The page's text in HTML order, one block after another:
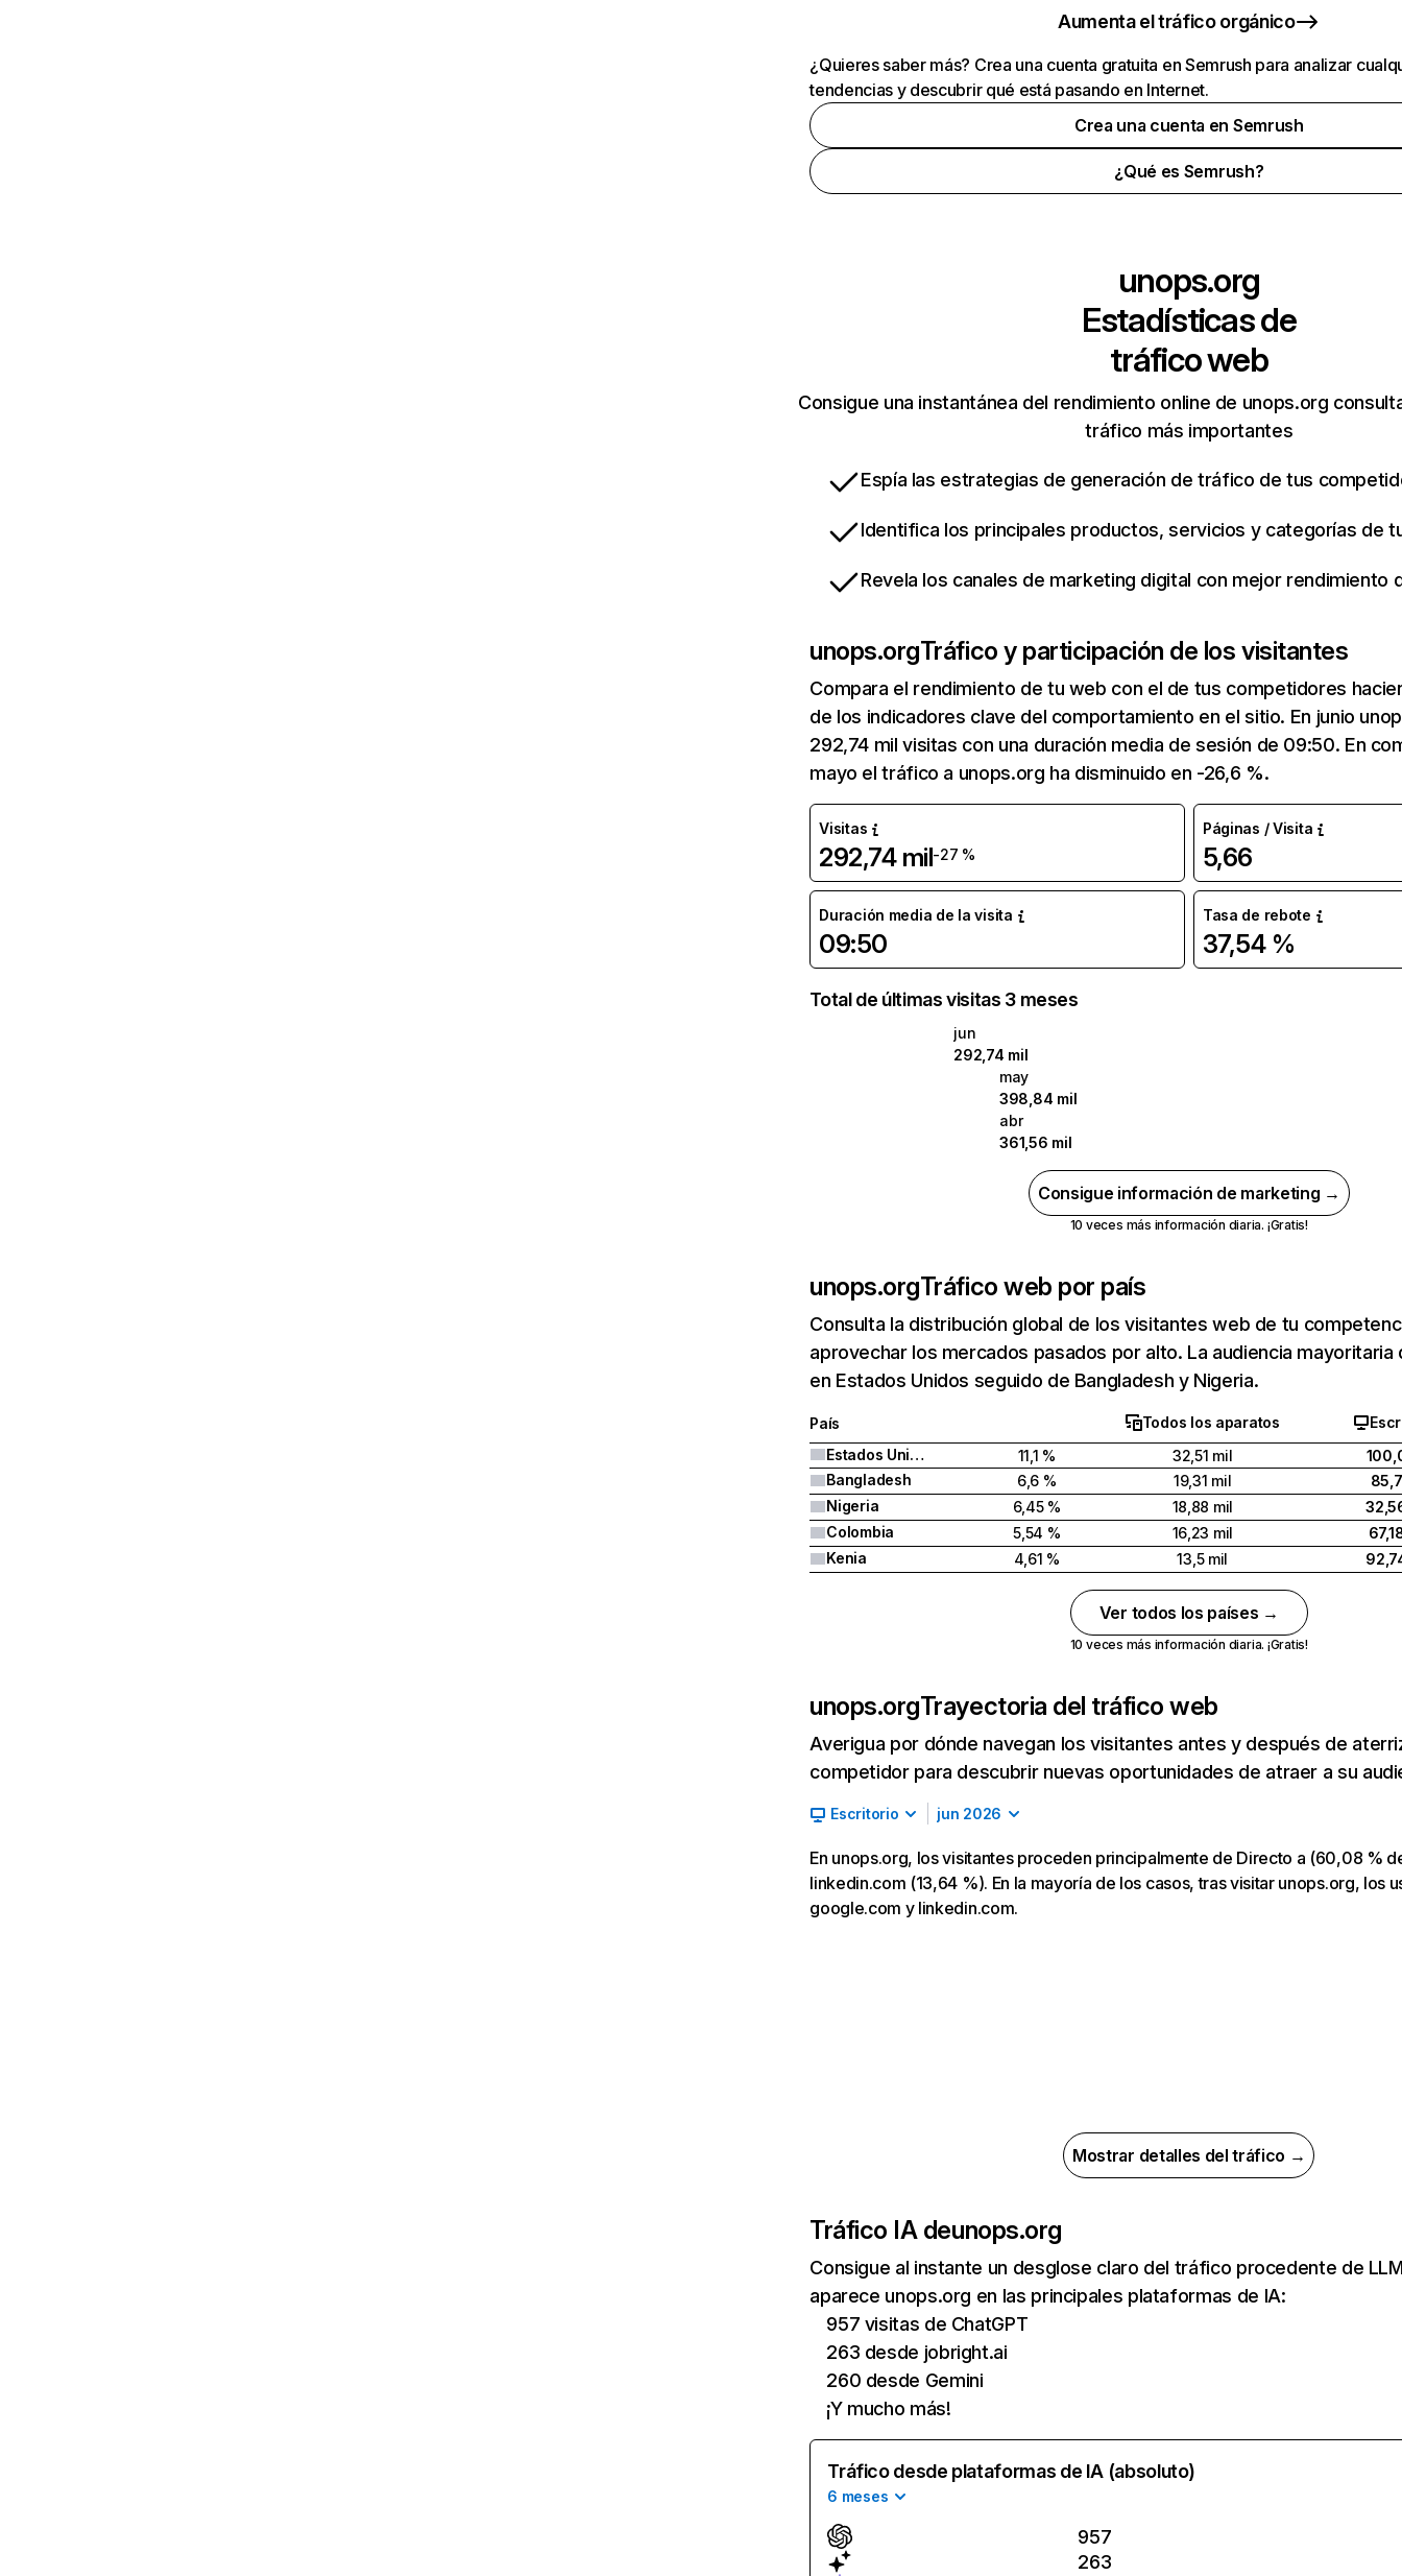
Aumenta el tráfico orgánico
¿Quieres saber más? Crea una cuenta gratuita en Semrush para analizar
tendencias y descubrir qué está pasando en Internet.
Crea una cuenta en Semrush
¿Qué es Semrush?
unops.org
Estadísticas de
tráfico web
Consigue una instantánea del rendimiento online de unops.org
tráfico más importantes
Espía las estrategias de generación de tráfico de tus
Identifica los principales productos, servicios y categorías de
Revela los canales de marketing digital con mejor rendimiento
unops.orgTráfico y participación de los visitantes
Compara el rendimiento de tu web con el de tus competidores
de los indicadores clave del comportamiento en el sitio. En junio
292,74 mil visitas con una duración media de sesión de 09:50. En
mayo el tráfico a unops.org ha disminuido en -26,6 %.
Visitas
292,74 mil-27 %
Páginas / Visita
5,66
Duración media de la visita
09:50
Tasa de rebote
37,54 %
Total de últimas visitas 3 meses
jun
292,74 mil
may
398,84 mil
abr
361,56 mil
Consigue información de marketing →
10 veces más información diaria. ¡Gratis!
unops.orgTráfico web por país
Consulta la distribución global de los visitantes web de tu
aprovechar los mercados pasados por alto. La audiencia mayoritaria
en Estados Unidos seguido de Bangladesh y Nigeria.
País Todos los aparatos
Estados Unidos
11,1 % 32,51 mil
Bangladesh
6,6 % 19,31 mil
Nigeria
6,45 % 18,88 mil
Colombia
5,54 % 16,23 mil
Kenia
4,61 % 13,5 mil
Ver todos los países →
10 veces más información diaria. ¡Gratis!
unops.orgTrayectoria del tráfico web
Averigua por dónde navegan los visitantes antes y después de
competidor para descubrir nuevas oportunidades de atraer a su
Escritorio jun 2026
En unops.org, los visitantes proceden principalmente de Directo a (60,08 %
linkedin.com (13,64 %). En la mayoría de los casos, tras visitar unops.org, los
google.com y linkedin.com.
Mostrar detalles del tráfico →
Tráfico IA deunops.org
Consigue al instante un desglose claro del tráfico procedente de
aparece unops.org en las principales plataformas de IA:
957 visitas de ChatGPT
263 desde jobright.ai
260 desde Gemini
¡Y mucho más!
Tráfico desde plataformas de IA (absoluto)
6 meses
957
263